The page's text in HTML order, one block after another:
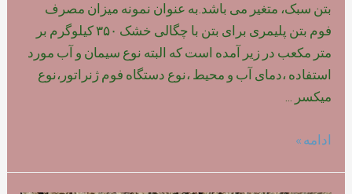
بتن سبک، متغیر می باشد.به عنوان نمونه میزان مصرف
فوم بتن پلیمری برای بتن با چگالی خشک ۳۵۰ کیلوگرم بر
متر مکعب در زیر آمده است که البته نوع سیمان و آب مورد
استفاده ،دمای آب و محیط ،نوع دستگاه فوم ژنراتور،نوع
میکسر …
میزان
ادامه »